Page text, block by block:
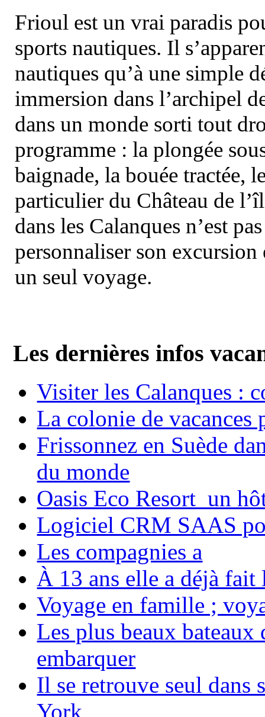
Frioul est un vrai paradis
sports nautiques. Il
nautiques qu’à une simple
immersion dans l’archipel
dans un monde sorti tout
programme : la plongée
baignade, la bouée tractée,
particulier du Château de
dans les Calanques n’est
personnaliser son
un seul voyage.
Les dernières infos
Visiter les Calanques :
La colonie de vacances
Frissonnez en Suède
du monde
Oasis Eco Resort un
Logiciel CRM SAAS
Les compagnies a
À 13 ans elle a déjà
Voyage en famille ;
Les plus beaux bateaux
embarquer
Il se retrouve seul dans
York